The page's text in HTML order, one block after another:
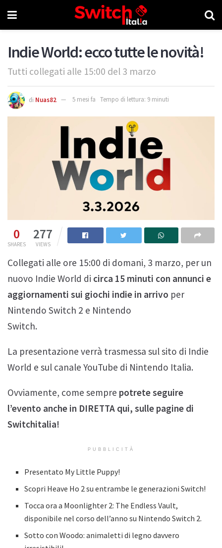
Indie World: ecco tutte le novità!
Tutti collegati alle 15:00 del 3 marzo
di Nuas82 5 mesi fa Tempo di lettura: 9 minuti
0
SHARES
277
VIEWS
Collegati alle ore 15:00 di domani, 3 marzo, per un
nuovo Indie World di circa 15 minuti con annunci e
aggiornamenti sui giochi indie in arrivo per
Nintendo Switch 2 e Nintendo
Switch.
La presentazione verrà trasmessa sul sito di Indie
World e sul canale YouTube di Nintendo Italia.
Ovviamente, come sempre potrete seguire
l’evento anche in DIRETTA qui, sulle pagine di
Switchitalia!
PUBBLICITÀ
Presentato My Little Puppy!
Scopri Heave Ho 2 su entrambe le generazioni Switch!
Tocca ora a Moonlighter 2: The Endless Vault,
disponibile nel corso dell’anno su Nintendo Switch 2.
Sotto con Woodo: animaletti di legno davvero